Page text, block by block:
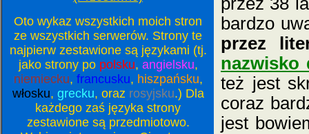
Oto wykaz wszystkich moich stron
ze wszystkich serwerów. Strony te
najpierw zestawione są językami (tj.
jako strony po polsku, angielsku,
niemiecku, francusku, hiszpańsku,
włosku, grecku, oraz rosyjsku.) Dla
każdego zaś języka strony
zestawione są przedmiotowo.
bardzo
przez
nazwisko
też jest
coraz
jest